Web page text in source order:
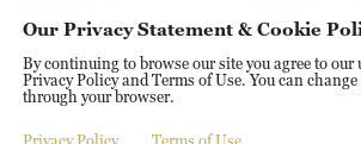
© China Radio International.CRI. All Rights
Shijingshan Road, Beijing, China. 100040
Our Privacy Statement & Cookie
By continuing to browse our site you agree to our
Privacy Policy and Terms of Use. You can
through your browser.
Privacy Policy Terms of Use